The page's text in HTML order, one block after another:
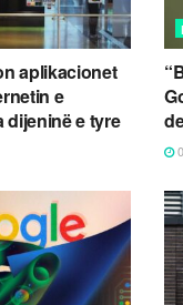
aplikacionet
e
dijeninë e tyre